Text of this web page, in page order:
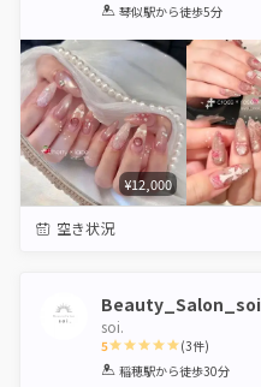
1 2 3 4 5
琴似駅から徒歩5分
¥12,000
空き状況
Beauty_Salon_soi
soi.
5
1 2 3 4 5
(3件)
稲穂駅から徒歩30分